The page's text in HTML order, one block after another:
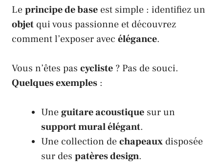
Leprincipe de base est simple : identifiez un
objet qui vous passionne et découvrez
comment l’exposer avec élégance.
Vous n’êtes pas cycliste ? Pas de souci.
Quelques exemples :
Uneguitare acoustique sur un
support mural élégant.
Une collection dechapeaux disposée
sur des patères design.